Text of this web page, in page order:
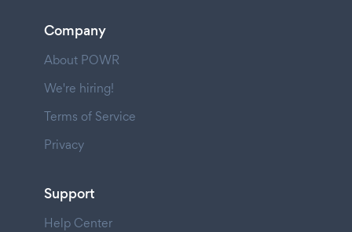
Company
About POWR
We're hiring!
Terms of Service
Privacy
Support
Help Center